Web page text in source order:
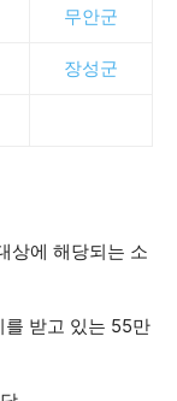
무안군
장성군
상에 해당되는 소
를 받고 있는 55만